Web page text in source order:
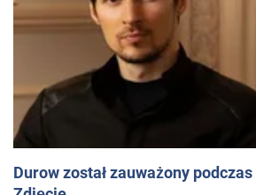
Durow został zauważony